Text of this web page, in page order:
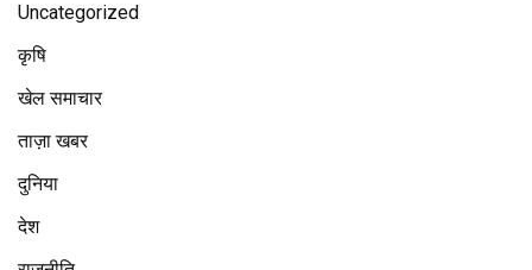
Uncategorized
कृषि
खेल समाचार
ताज़ा खबर
दुनिया
देश